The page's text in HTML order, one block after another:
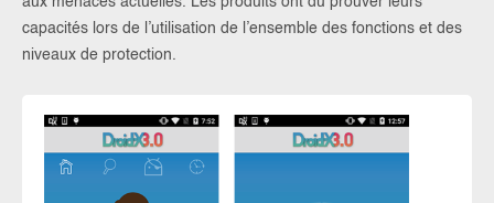
capacités lors de l’utilisation de l’ensemble des fonctions et des
niveaux de protection.